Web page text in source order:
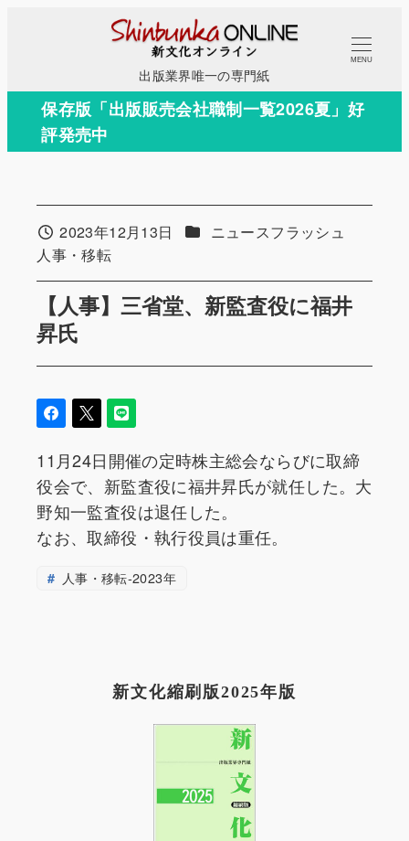
コ
テ
出版業界唯一の専門紙
MENU
保存版「出版販売会社職制一覧2026夏」好
評発売中
【人事】三省堂、新監査役に福井
昇氏
投稿日2023年12月13日 カテゴリー
ニュースフラッシュ
カテゴリー
人事・移転
11月24日開催の定時株主総会ならびに取締
役会で、新監査役に福井昇氏が就任した。大
野知一監査役は退任した。
なお、取締役・執行役員は重任。
人事・移転-2023年
新文化縮刷版2025年版